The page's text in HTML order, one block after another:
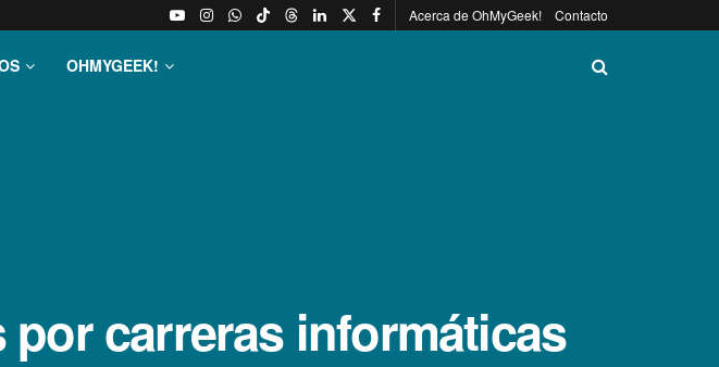
Acerca de OhMyGeek! Contacto
OHMYGEEK!
carreras informáticas